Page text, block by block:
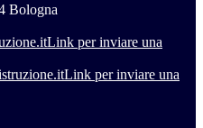
Bologna
Link per inviare una
Link per inviare una